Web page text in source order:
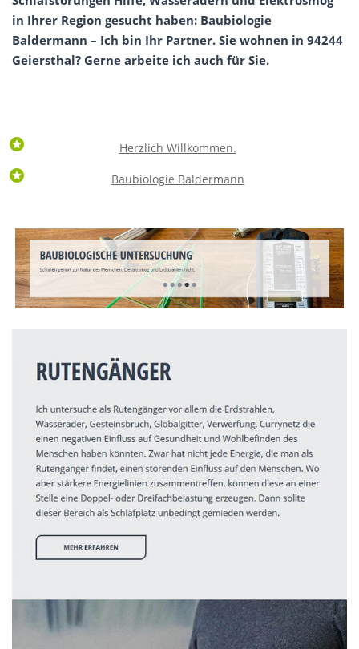
in Ihrer Region gesucht haben: Baubiologie
Baldermann – Ich bin Ihr Partner. Sie wohnen in 94244
Geiersthal? Gerne arbeite ich auch für Sie.
Herzlich Willkommen.
Baubiologie Baldermann